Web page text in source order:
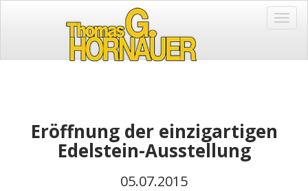
Eröffnung der einzigartigen
Edelstein-Ausstellung
05.07.2015